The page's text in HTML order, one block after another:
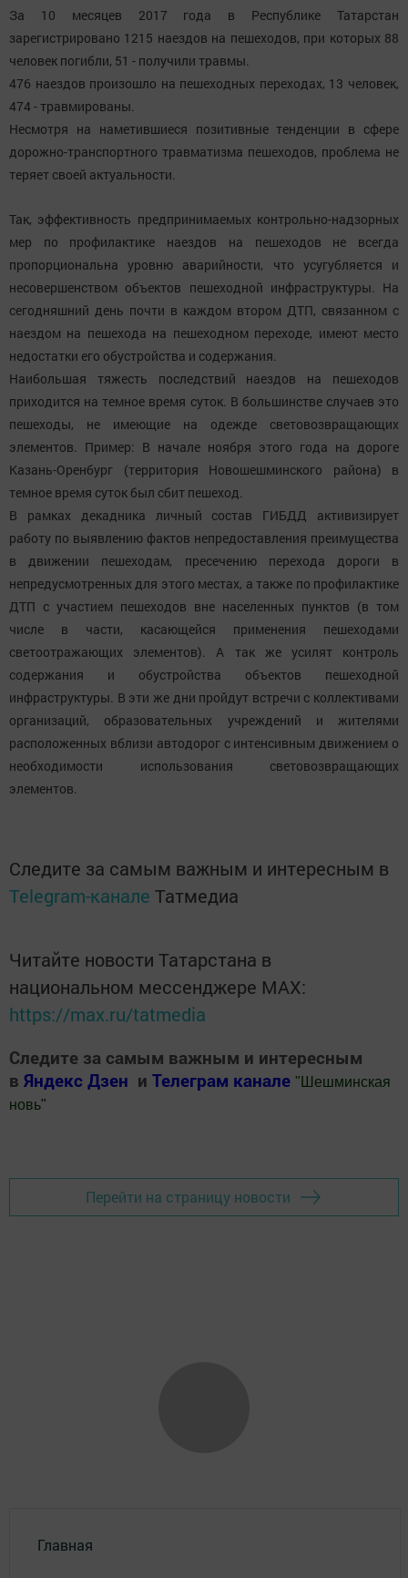
За 10 месяцев 2017 года в Республике Татарстан
зарегистрировано 1215 наездов на пешеходов, при которых 88
человек погибли, 51 - получили травмы.
476 наездов произошло на пешеходных переходах, 13 человек,
474 - травмированы.
Несмотря на наметившиеся позитивные тенденции в сфере
дорожно-транспортного травматизма пешеходов, проблема не
теряет своей актуальности.
Так, эффективность предпринимаемых контрольно-надзорных
мер по профилактике наездов на пешеходов не всегда
пропорциональна уровню аварийности, что усугубляется и
несовершенством объектов пешеходной инфраструктуры. На
сегодняшний день почти в каждом втором ДТП, связанном с
наездом на пешехода на пешеходном переходе, имеют место
недостатки его обустройства и содержания.
Наибольшая тяжесть последствий наездов на пешеходов
приходится на темное время суток. В большинстве случаев это
пешеходы, не имеющие на одежде световозвращающих
элементов. Пример: В начале ноября этого года на дороге
Казань-Оренбург (территория Новошешминского района) в
темное время суток был сбит пешеход.
В рамках декадника личный состав ГИБДД активизирует
работу по выявлению фактов непредоставления преимущества
в движении пешеходам, пресечению перехода дороги в
непредусмотренных для этого местах, а также по профилактике
ДТП с участием пешеходов вне населенных пунктов (в том
числе в части, касающейся применения пешеходами
светоотражающих элементов). А так же усилят контроль
содержания и обустройства объектов пешеходной
инфраструктуры. В эти же дни пройдут встречи с коллективами
организаций, образовательных учреждений и жителями
расположенных вблизи автодорог с интенсивным движением о
необходимости использования световозвращающих
элементов.
Следите за самым важным и интересным в
Telegram-канале Татмедиа
Читайте новости Татарстана в
национальном мессенджере MАХ:
https://max.ru/tatmedia
Следите за самым важным и интересным
в Яндекс Дзен и Телеграм канале " Шешминская
новь"
Перейти на страницу новости
Главная